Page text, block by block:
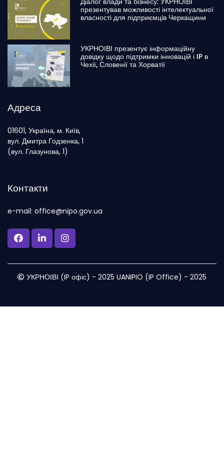
презентував можливості інтелектуальної
власності для підприємців Черкащини
УКРНОІВІ презентує інформаційну
довідку щодо підтримки інновацій і IP в
Чехії, Словенії та Хорватії
Адреса
01601, Україна, м. Київ,
вул. Дмитра Годзенка, 1
(вул. Глазунова, 1)
Контакти
e-mail: office@nipo.gov.ua
УКРНОІВІ (IP офіс) - 2025 UANIPIO (IP Office) - 2025